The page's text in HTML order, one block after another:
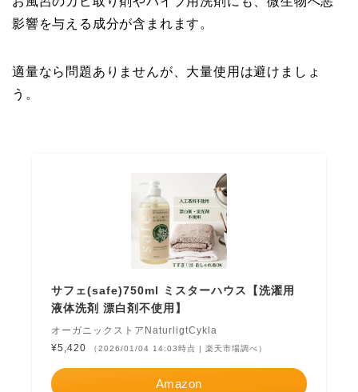
影響を与える成分が含まれます。
適量なら問題ありませんが、大量使用は避けましょ
う。
サフェ(safe)750ml ミスターハウス【洗濯用
液体洗剤 漂白剤不使用】
オーガニックストアNaturligtCykla
¥5,420
（2026/01/04 14:03時点 | 楽天市場調べ）
Amazon